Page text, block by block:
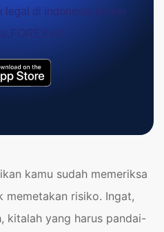
kamu sudah memeriksa
memetakan risiko. Ingat,
kitalah yang harus pandai-